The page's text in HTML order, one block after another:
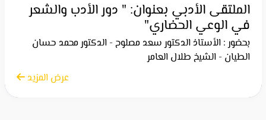
الملتقى الأدبي بعنوان: " دور الأدب والشعر
في الوعي الحضاري"
بحضور : الأستاذ الدكتور سعد مصلوح - الدكتور محمد حسان
الطيان - الشيخ طلال العامر
عرض المزيد